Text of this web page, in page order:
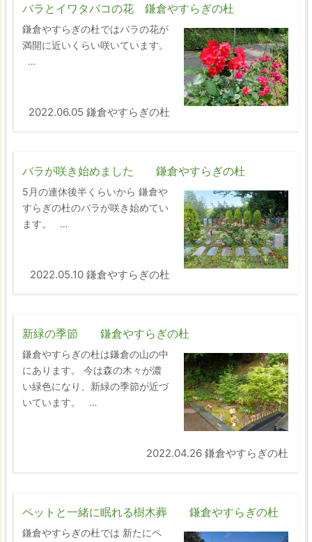
バラとイワタバコの花 鎌倉やすらぎの杜
鎌倉やすらぎの杜ではバラの花が
満開に近いくらい咲いています。
…
2022.06.05 鎌倉やすらぎの杜
バラが咲き始めました 鎌倉やすらぎの杜
5月の連休後半くらいから 鎌倉や
すらぎの杜のバラが咲き始めてい
ます。 …
2022.05.10 鎌倉やすらぎの杜
新緑の季節 鎌倉やすらぎの杜
鎌倉やすらぎの杜は鎌倉の山の中
にあります。 今は森の木々が濃
い緑色になり、新緑の季節が近づ
いています。 …
2022.04.26 鎌倉やすらぎの杜
ペットと一緒に眠れる樹木葬 鎌倉やすらぎの杜
鎌倉やすらぎの杜では 新たにペ